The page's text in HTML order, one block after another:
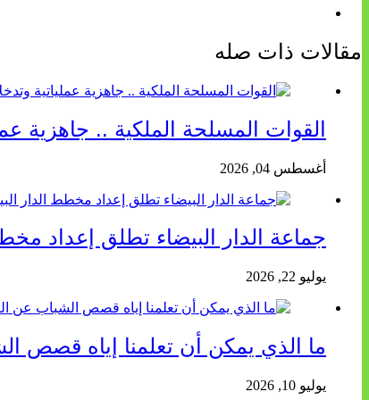
مقالات ذات صله
القوات المسلحة الملكية .. جاهزية
أغسطس 04, 2026
جماعة الدار البيضاء تطلق إعداد
يوليو 22, 2026
ما الذي يمكن أن تعلمنا إياه قصص
يوليو 10, 2026